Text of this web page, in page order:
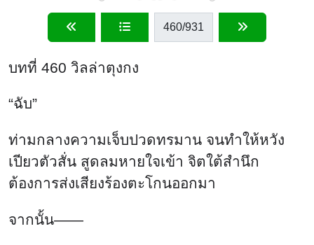
460/931
บทที่ 460 วิลล่าตุงกง
“ฉับ”
ท่ามกลางความเจ็บปวดทรมาน จนทำให้หวัง
เปียวตัวสั่น สูดลมหายใจเข้า จิตใต้สำนึก
ต้องการส่งเสียงร้องตะโกนออกมา
จากนั้น——